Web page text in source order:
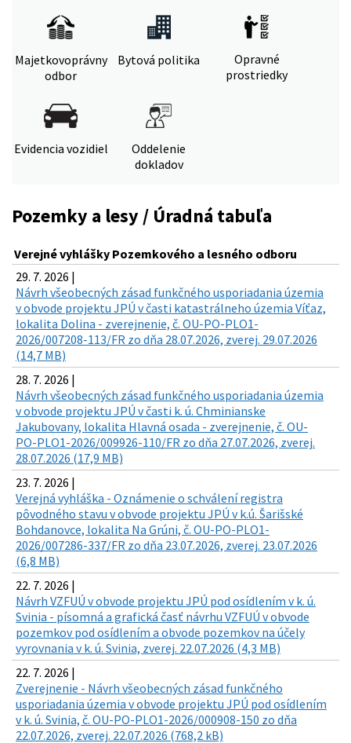
Majetkovoprávny
odbor
Bytová politika
Opravné
prostriedky
Evidencia vozidiel
Oddelenie
dokladov
Pozemky a lesy / Úradná tabuľa
Verejné vyhlášky Pozemkového a lesného odboru
29. 7. 2026 |
Návrh všeobecných zásad funkčného usporiadania územia
v obvode projektu JPÚ v časti katastrálneho územia Víťaz,
lokalita Dolina - zverejnenie, č. OU-PO-PLO1-
2026/007208-113/FR zo dňa 28.07.2026, zverej. 29.07.2026
(14,7 MB)
28. 7. 2026 |
Návrh všeobecných zásad funkčného usporiadania územia
v obvode projektu JPÚ v časti k. ú. Chminianske
Jakubovany, lokalita Hlavná osada - zverejnenie, č. OU-
PO-PLO1-2026/009926-110/FR zo dňa 27.07.2026, zverej.
28.07.2026 (17,9 MB)
23. 7. 2026 |
Verejná vyhláška - Oznámenie o schválení registra
pôvodného stavu v obvode projektu JPÚ v k.ú. Šarišské
Bohdanovce, lokalita Na Grúni, č. OU-PO-PLO1-
2026/007286-337/FR zo dňa 23.07.2026, zverej. 23.07.2026
(6,8 MB)
22. 7. 2026 |
Návrh VZFUÚ v obvode projektu JPÚ pod osídlením v k. ú.
Svinia - písomná a grafická časť návrhu VZFUÚ v obvode
pozemkov pod osídlením a obvode pozemkov na účely
vyrovnania v k. ú. Svinia, zverej. 22.07.2026 (4,3 MB)
22. 7. 2026 |
Zverejnenie - Návrh všeobecných zásad funkčného
usporiadania územia v obvode projektu JPÚ pod osídlením
v k. ú. Svinia, č. OU-PO-PLO1-2026/000908-150 zo dňa
22.07.2026, zverej. 22.07.2026 (768,2 kB)